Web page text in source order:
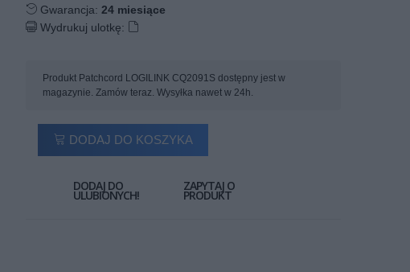
Gwarancja: 24 miesiące
Wydrukuj ulotkę:
Produkt Patchcord LOGILINK CQ2091S dostępny jest w
magazynie. Zamów teraz. Wysyłka nawet w 24h.
DODAJ DO KOSZYKA
DODAJ DO
ULUBIONYCH!
ZAPYTAJ O
PRODUKT